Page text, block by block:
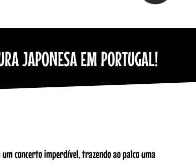
JAPONESA EM PORTUGAL!
concerto imperdível, trazendo ao palco uma